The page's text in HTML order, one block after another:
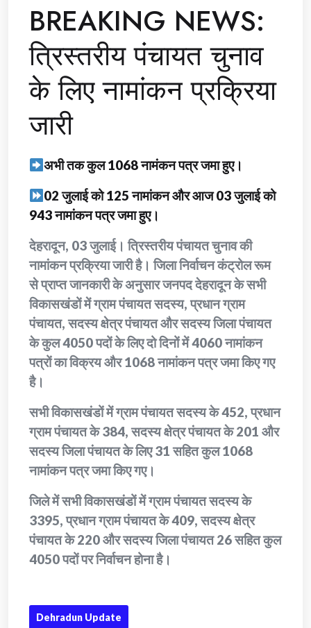
BREAKING NEWS:
त्रिस्तरीय पंचायत चुनाव
के लिए नामांकन प्रक्रिया
जारी
अभी तक कुल 1068 नामंकन पत्र जमा हुए।
02 जुलाई को 125 नामांकन और आज 03 जुलाई को
943 नामांकन पत्र जमा हुए।
देहरादून, 03 जुलाई। त्रिस्तरीय पंचायत चुनाव की
नामांकन प्रक्रिया जारी है। जिला निर्वाचन कंट्रोल रूम
से प्राप्त जानकारी के अनुसार जनपद देहरादून के सभी
विकासखंडों में ग्राम पंचायत सदस्य, प्रधान ग्राम
पंचायत, सदस्य क्षेत्र पंचायत और सदस्य जिला पंचायत
के कुल 4050 पदों के लिए दो दिनों में 4060 नामांकन
पत्रों का विक्रय और 1068 नामांकन पत्र जमा किए गए
है।
सभी विकासखंडों में ग्राम पंचायत सदस्य के 452, प्रधान
ग्राम पंचायत के 384, सदस्य क्षेत्र पंचायत के 201 और
सदस्य जिला पंचायत के लिए 31 सहित कुल 1068
नामांकन पत्र जमा किए गए।
जिले में सभी विकासखंडों में ग्राम पंचायत सदस्य के
3395, प्रधान ग्राम पंचायत के 409, सदस्य क्षेत्र
पंचायत के 220 और सदस्य जिला पंचायत 26 सहित कुल
4050 पदों पर निर्वाचन होना है।
Dehradun Update